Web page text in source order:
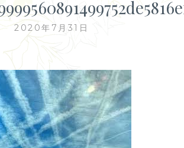
2020年7月31日